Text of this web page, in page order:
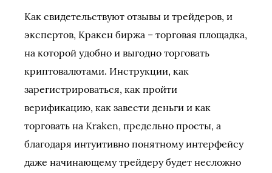
Как свидетельствуют отзывы и трейдеров, и
экспертов, Кракен биржа – торговая площадка,
на которой удобно и выгодно торговать
криптовалютами. Инструкции, как
зарегистрироваться, как пройти
верификацию, как завести деньги и как
торговать на Kraken, предельно просты, а
благодаря интуитивно понятному интерфейсу
даже начинающему трейдеру будет несложно